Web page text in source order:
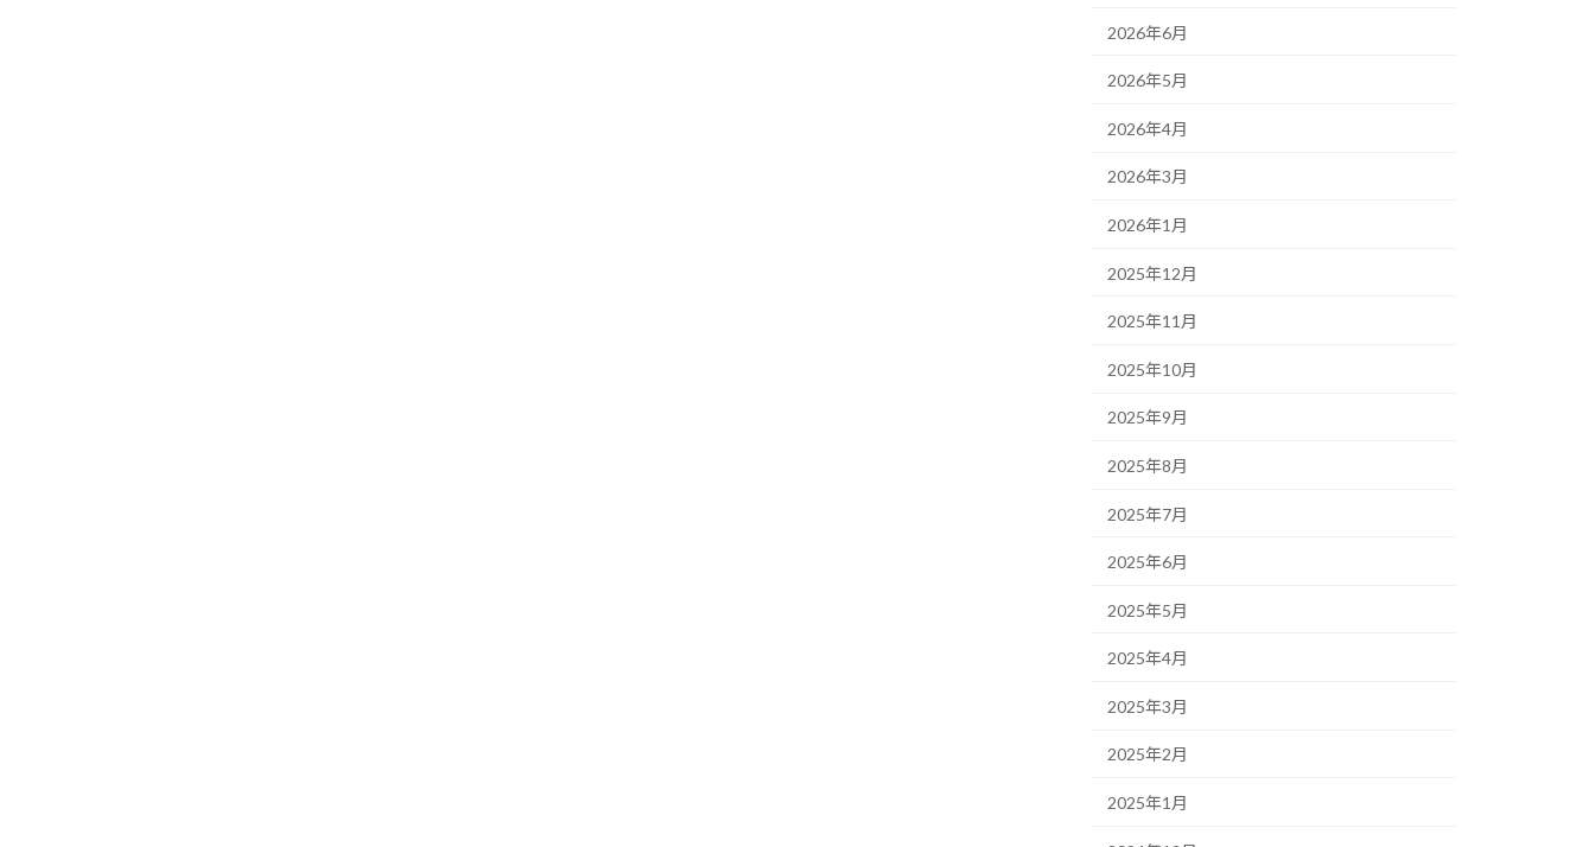
2026年6月
2026年5月
2026年4月
2026年3月
2026年1月
2025年12月
2025年11月
2025年10月
2025年9月
2025年8月
2025年7月
2025年6月
2025年5月
2025年4月
2025年3月
2025年2月
2025年1月